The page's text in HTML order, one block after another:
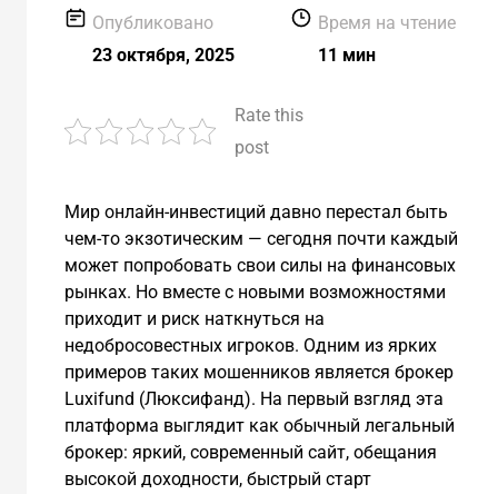
Опубликовано
23 октября, 2025
Время на чтение
11 мин
Rate this
post
Мир онлайн-инвестиций давно перестал быть
чем-то экзотическим — сегодня почти каждый
может попробовать свои силы на финансовых
рынках. Но вместе с новыми возможностями
приходит и риск наткнуться на
недобросовестных игроков. Одним из ярких
примеров таких мошенников является брокер
Luxifund (Люксифанд). На первый взгляд эта
платформа выглядит как обычный легальный
брокер: яркий, современный сайт, обещания
высокой доходности, быстрый старт